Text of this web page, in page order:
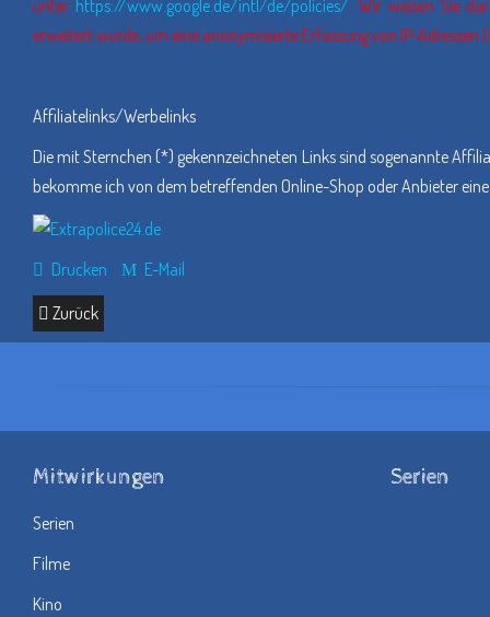
unter https://www.google.de/intl/de/policies/. Wir weisen Sie
erweitert wurde, um eine anonymisierte Erfassung von IP-Adressen
Affiliatelinks/Werbelinks
Die mit Sternchen (*) gekennzeichneten Links sind sogenannte
bekomme ich von dem betreffenden Online-Shop oder Anbieter
Drucken
E-Mail
Zurück
Mitwirkungen
Serien
Filme
Kino
Serien